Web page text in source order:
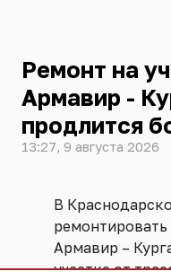
Ремонт на
Армавир -
продлится
13:27, 9 августа 2026
В
ремонтировать
Армавир –
участке от